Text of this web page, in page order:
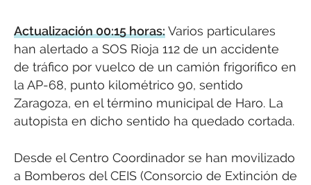
Actualización 00:15 horas:Varios particulares
han alertado a SOS Rioja 112 de un accidente
de tráfico por vuelco de un camión frigorífico en
la AP-68, punto kilométrico 90, sentido
Zaragoza, en el término municipal de Haro. La
autopista en dicho sentido ha quedado cortada.
Desde el Centro Coordinador se han movilizado
a Bomberos del CEIS (Consorcio de Extinción de